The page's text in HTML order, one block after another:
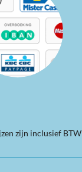
zijn inclusief BTW